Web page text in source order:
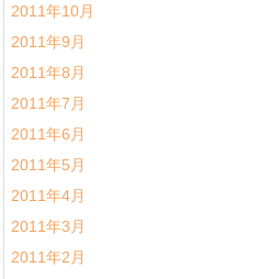
2011年10月
2011年9月
2011年8月
2011年7月
2011年6月
2011年5月
2011年4月
2011年3月
2011年2月